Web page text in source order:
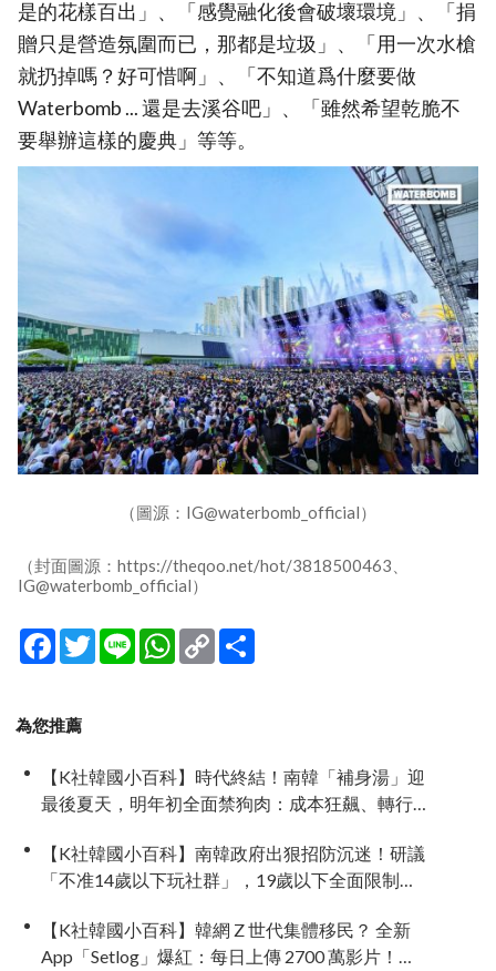
是的花樣百出」、「感覺融化後會破壞環境」、「捐
贈只是營造氛圍而已，那都是垃圾」、「用一次水槍
就扔掉嗎？好可惜啊」、「不知道爲什麼要做
Waterbomb ... 還是去溪谷吧」、「雖然希望乾脆不
要舉辦這樣的慶典」等等。
（圖源：IG@waterbomb_official）
（封面圖源：https://theqoo.net/hot/3818500463、
IG@waterbomb_official）
Facebook
TwitterLine WhatsApp
Copy
Link
為您推薦
【K社韓國小百科】時代終結！南韓「補身湯」迎
最後夏天，明年初全面禁狗肉：成本狂飆、轉行
【K社韓國小百科】南韓政府出狠招防沉迷！研議
「不准14歲以下玩社群」，19歲以下全面限制黑
【K社韓國小百科】韓網 Z 世代集體移民？ 全新
App「Setlog」爆紅：每日上傳 2700 萬影片！主